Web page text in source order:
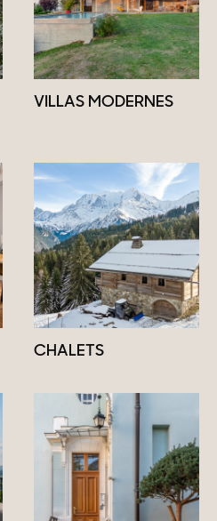
VILLAS MODERNES
CHALETS